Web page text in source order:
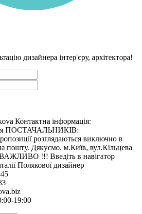
дизайнера інтер'єру, архітектора!
Контактна інформація:
ПОСТАЧАЛЬНИКІВ:
розглядаються виключно в
пошту. Дякуємо. м.Київ, вул.Кільцева
!!! Введіть в навігатор
Полякової дизайнер
19:00